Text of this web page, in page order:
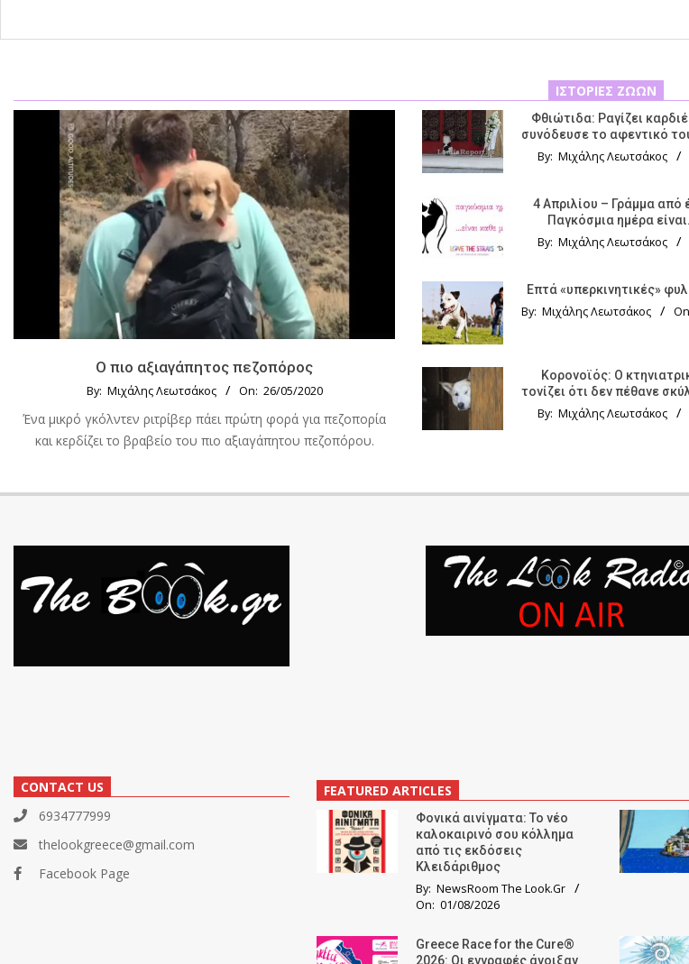
ΙΣΤΟΡΊΕΣ ΖΏΩΝ
Ο πιο αξιαγάπητος πεζοπόρος
By: Μιχάλης Λεωτσάκος On: 26/05/2020
Ένα μικρό γκόλντεν ριτρίβερ πάει πρώτη φορά για πεζοπορία
και κερδίζει το βραβείο του πιο αξιαγάπητου πεζοπόρου.
Φθιώτιδα: Ραγίζει
συνόδευσε το αφεντικό
By: Μιχάλης Λεωτσάκος
4 Απριλίου – Γράμμα από
Παγκόσμια ημέρα
By: Μιχάλης Λεωτσάκος
Επτά «υπερκινητικές»
By: Μιχάλης Λεωτσάκος
Κορονοϊός: Ο
τονίζει ότι δεν πέθανε
By: Μιχάλης Λεωτσάκος
CONTACT US
6934777999
thelookgreece@gmail.com
Facebook Page
FEATURED ARTICLES
Φονικά αινίγματα: Το νέο
καλοκαιρινό σου κόλλημα
από τις εκδόσεις
Κλειδάριθμος
By: NewsRoom The Look.Gr
On: 01/08/2026
Greece Race for the Cure®
2026: Οι εγγραφές άνοιξαν